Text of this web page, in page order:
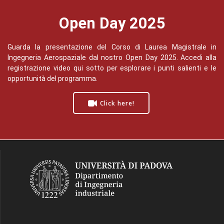
Open Day 2025
Guarda la presentazione del Corso di Laurea Magistrale in
Ingegneria Aerospaziale dal nostro Open Day 2025. Accedi alla
registrazione video qui sotto per esplorare i punti salienti e le
opportunità del programma.
Click here!